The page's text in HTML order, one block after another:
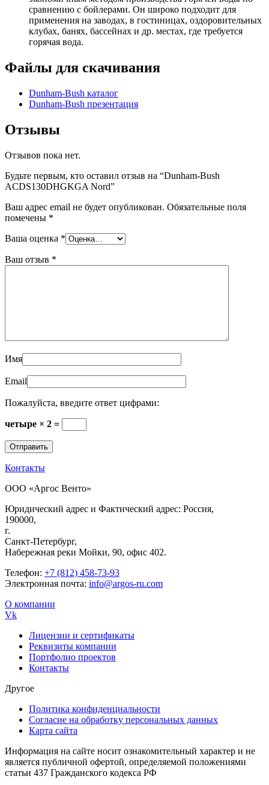
сравнению с бойлерами. Он широко подходит для
применения на заводах, в гостиницах, оздоровительных
клубах, банях, бассейнах и др. местах, где требуется
горячая вода.
Файлы для скачивания
Dunham-Bush каталог
Dunham-Bush презентация
Отзывы
Отзывов пока нет.
Будьте первым, кто оставил отзыв на “Dunham-Bush
ACDS130DHGKGA Nord”
Ваш адрес email не будет опубликован. Обязательные поля
помечены *
Ваша оценка *
Ваш отзыв *
Имя
Email
Пожалуйста, введите ответ цифрами:
четыре × 2 =
Контакты
ООО «Аргос Венто»
Юридический адрес и Фактический адрес: Россия,
190000,
г.
Санкт-Петербург,
Набережная реки Мойки, 90, офис 402.
Телефон: +7 (812) 458-73-93
Электронная почта: info@argos-ru.com
О компании
Vk
Лицензии и сертификаты
Реквизиты компании
Портфолио проектов
Контакты
Другое
Политика конфиденциальности
Согласие на обработку персональных данных
Карта сайта
Информация на сайте носит ознакомительный характер и не
является публичной офертой, определяемой положениями
статьи 437 Гражданского кодекса РФ